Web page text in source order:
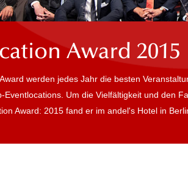
Award 2015
werden jedes Jahr die besten
Eventlocations. Um die Vielfältigkeit und den
Award: 2015 fand er im andel's Hotel in